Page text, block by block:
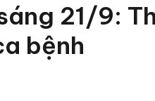
21/9:
bệnh